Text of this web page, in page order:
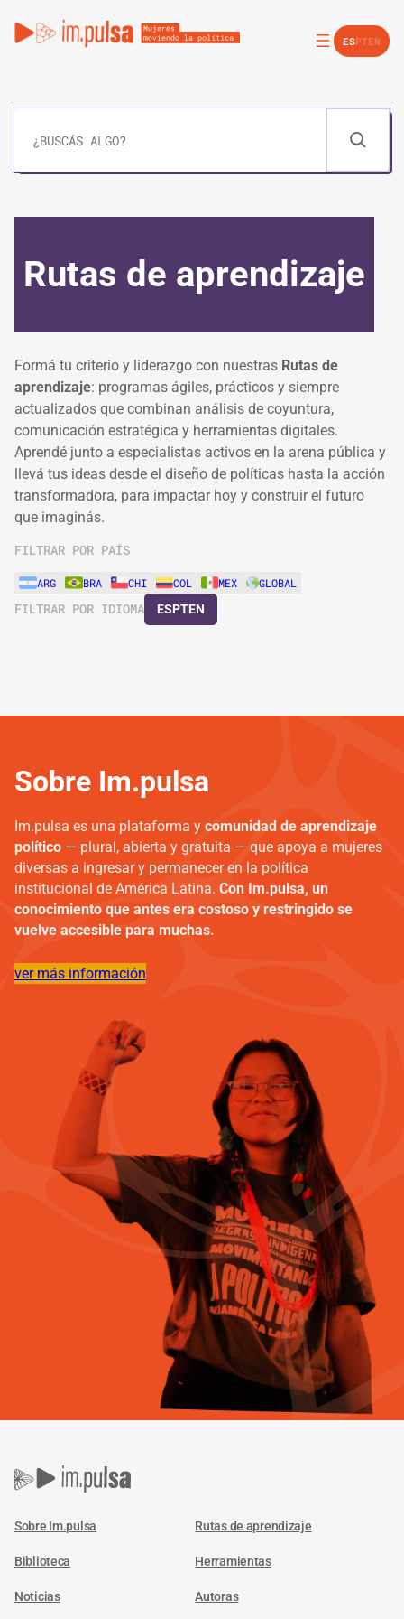
ESPTEN
Rutas de aprendizaje
Formá tu criterio y liderazgo con nuestras Rutas de
aprendizaje: programas ágiles, prácticos y siempre
actualizados que combinan análisis de coyuntura,
comunicación estratégica y herramientas digitales.
Aprendé junto a especialistas activos en la arena pública y
llevá tus ideas desde el diseño de políticas hasta la acción
transformadora, para impactar hoy y construir el futuro
que imaginás.
FILTRAR POR PAÍS
ARG BRA CHI COL MEX GLOBAL
FILTRAR POR IDIOMA ESPTEN
Sobre Im.pulsa
Im.pulsa es una plataforma y comunidad de aprendizaje
político — plural, abierta y gratuita — que apoya a mujeres
diversas a ingresar y permanecer en la política
institucional de América Latina. Con Im.pulsa, un
conocimiento que antes era costoso y restringido se
vuelve accesible para muchas.
ver más información
Sobre Im.pulsa Rutas de aprendizaje
Biblioteca Herramientas
Noticias Autoras